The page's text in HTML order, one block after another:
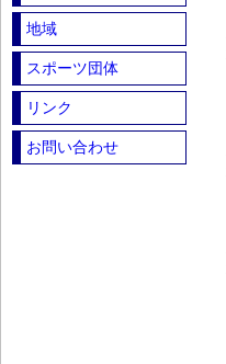
地域
スポーツ団体
リンク
お問い合わせ